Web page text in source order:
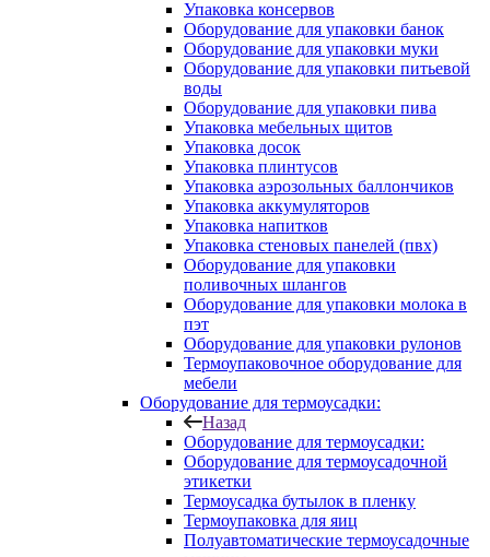
Упаковка консервов
Оборудование для упаковки банок
Оборудование для упаковки муки
Оборудование для упаковки питьевой
воды
Оборудование для упаковки пива
Упаковка мебельных щитов
Упаковка досок
Упаковка плинтусов
Упаковка аэрозольных баллончиков
Упаковка аккумуляторов
Упаковка напитков
Упаковка стеновых панелей (пвх)
Оборудование для упаковки
поливочных шлангов
Оборудование для упаковки молока в
пэт
Оборудование для упаковки рулонов
Термоупаковочное оборудование для
мебели
Оборудование для термоусадки:
Назад
Оборудование для термоусадки:
Оборудование для термоусадочной
этикетки
Термоусадка бутылок в пленку
Термоупаковка для яиц
Полуавтоматические термоусадочные